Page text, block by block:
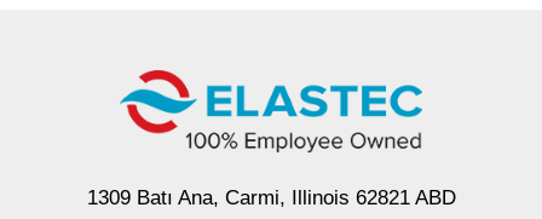
1309 Batı Ana, Carmi, Illinois 62821 ABD